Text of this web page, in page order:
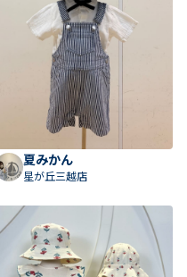
夏みかん
星が丘三越店